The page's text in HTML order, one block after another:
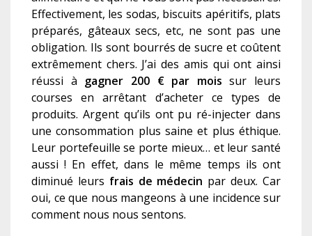
Effectivement, les sodas, biscuits apéritifs, plats
préparés, gâteaux secs, etc, ne sont pas une
obligation. Ils sont bourrés de sucre et coûtent
extrêmement chers. J’ai des amis qui ont ainsi
réussi à gagner 200 € par mois sur leurs
courses en arrêtant d’acheter ce types de
produits. Argent qu’ils ont pu ré-injecter dans
une consommation plus saine et plus éthique.
Leur portefeuille se porte mieux… et leur santé
aussi ! En effet, dans le même temps ils ont
diminué leurs frais de médecin par deux. Car
oui, ce que nous mangeons à une incidence sur
comment nous nous sentons.